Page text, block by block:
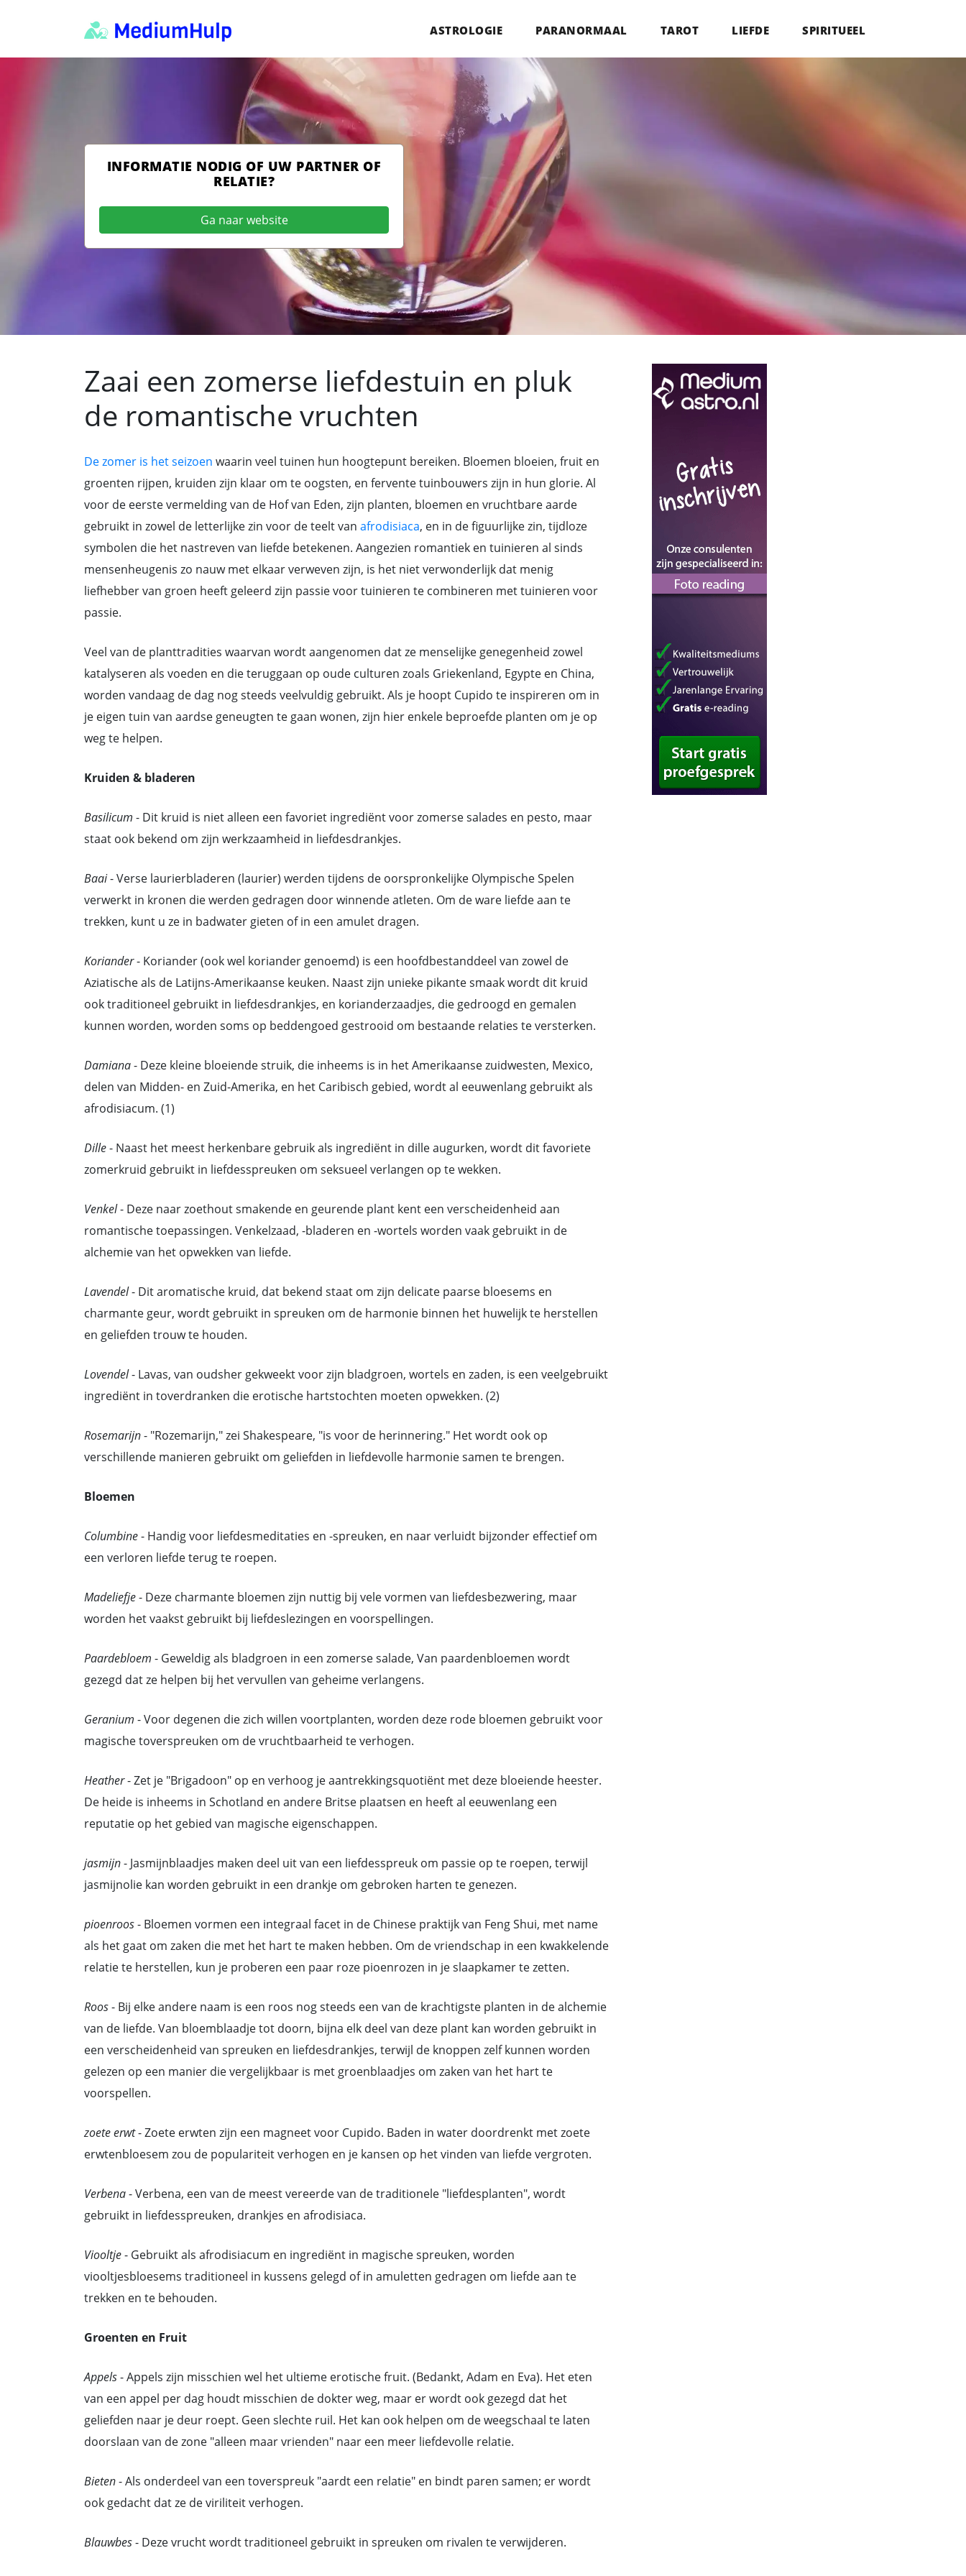
ASTROLOGIE PARANORMAAL TAROT LIEFDE SPIRITUEEL
INFORMATIE NODIG OF UW PARTNER OF
RELATIE?
Ga naar website
Zaai een zomerse liefdestuin en pluk
de romantische vruchten
De zomer is het seizoen waarin veel tuinen hun hoogtepunt bereiken. Bloemen bloeien, fruit en
groenten rijpen, kruiden zijn klaar om te oogsten, en fervente tuinbouwers zijn in hun glorie. Al
voor de eerste vermelding van de Hof van Eden, zijn planten, bloemen en vruchtbare aarde
gebruikt in zowel de letterlijke zin voor de teelt van afrodisiaca, en in de figuurlijke zin, tijdloze
symbolen die het nastreven van liefde betekenen. Aangezien romantiek en tuinieren al sinds
mensenheugenis zo nauw met elkaar verweven zijn, is het niet verwonderlijk dat menig
liefhebber van groen heeft geleerd zijn passie voor tuinieren te combineren met tuinieren voor
passie.
Veel van de planttradities waarvan wordt aangenomen dat ze menselijke genegenheid zowel
katalyseren als voeden en die teruggaan op oude culturen zoals Griekenland, Egypte en China,
worden vandaag de dag nog steeds veelvuldig gebruikt. Als je hoopt Cupido te inspireren om in
je eigen tuin van aardse geneugten te gaan wonen, zijn hier enkele beproefde planten om je op
weg te helpen.
Kruiden & bladeren
Basilicum - Dit kruid is niet alleen een favoriet ingrediënt voor zomerse salades en pesto, maar
staat ook bekend om zijn werkzaamheid in liefdesdrankjes.
Baai- Verse laurierbladeren (laurier) werden tijdens de oorspronkelijke Olympische Spelen
verwerkt in kronen die werden gedragen door winnende atleten. Om de ware liefde aan te
trekken, kunt u ze in badwater gieten of in een amulet dragen.
Koriander- Koriander (ook wel koriander genoemd) is een hoofdbestanddeel van zowel de
Aziatische als de Latijns-Amerikaanse keuken. Naast zijn unieke pikante smaak wordt dit kruid
ook traditioneel gebruikt in liefdesdrankjes, en korianderzaadjes, die gedroogd en gemalen
kunnen worden, worden soms op beddengoed gestrooid om bestaande relaties te versterken.
Damiana- Deze kleine bloeiende struik, die inheems is in het Amerikaanse zuidwesten, Mexico,
delen van Midden- en Zuid-Amerika, en het Caribisch gebied, wordt al eeuwenlang gebruikt als
afrodisiacum. (1)
Dille- Naast het meest herkenbare gebruik als ingrediënt in dille augurken, wordt dit favoriete
zomerkruid gebruikt in liefdesspreuken om seksueel verlangen op te wekken.
Venkel- Deze naar zoethout smakende en geurende plant kent een verscheidenheid aan
romantische toepassingen. Venkelzaad, -bladeren en -wortels worden vaak gebruikt in de
alchemie van het opwekken van liefde.
Lavendel- Dit aromatische kruid, dat bekend staat om zijn delicate paarse bloesems en
charmante geur, wordt gebruikt in spreuken om de harmonie binnen het huwelijk te herstellen
en geliefden trouw te houden.
Lovendel- Lavas, van oudsher gekweekt voor zijn bladgroen, wortels en zaden, is een veelgebruikt
ingrediënt in toverdranken die erotische hartstochten moeten opwekken. (2)
Rosemarijn- "Rozemarijn," zei Shakespeare, "is voor de herinnering." Het wordt ook op
verschillende manieren gebruikt om geliefden in liefdevolle harmonie samen te brengen.
Bloemen
Columbine- Handig voor liefdesmeditaties en -spreuken, en naar verluidt bijzonder effectief om
een verloren liefde terug te roepen.
Madeliefje- Deze charmante bloemen zijn nuttig bij vele vormen van liefdesbezwering, maar
worden het vaakst gebruikt bij liefdeslezingen en voorspellingen.
Paardebloem - Geweldig als bladgroen in een zomerse salade, Van paardenbloemen wordt
gezegd dat ze helpen bij het vervullen van geheime verlangens.
Geranium - Voor degenen die zich willen voortplanten, worden deze rode bloemen gebruikt voor
magische toverspreuken om de vruchtbaarheid te verhogen.
Heather- Zet je "Brigadoon" op en verhoog je aantrekkingsquotiënt met deze bloeiende heester.
De heide is inheems in Schotland en andere Britse plaatsen en heeft al eeuwenlang een
reputatie op het gebied van magische eigenschappen.
jasmijn- Jasmijnblaadjes maken deel uit van een liefdesspreuk om passie op te roepen, terwijl
jasmijnolie kan worden gebruikt in een drankje om gebroken harten te genezen.
pioenroos- Bloemen vormen een integraal facet in de Chinese praktijk van Feng Shui, met name
als het gaat om zaken die met het hart te maken hebben. Om de vriendschap in een kwakkelende
relatie te herstellen, kun je proberen een paar roze pioenrozen in je slaapkamer te zetten.
Roos- Bij elke andere naam is een roos nog steeds een van de krachtigste planten in de alchemie
van de liefde. Van bloemblaadje tot doorn, bijna elk deel van deze plant kan worden gebruikt in
een verscheidenheid van spreuken en liefdesdrankjes, terwijl de knoppen zelf kunnen worden
gelezen op een manier die vergelijkbaar is met groenblaadjes om zaken van het hart te
voorspellen.
zoete erwt- Zoete erwten zijn een magneet voor Cupido. Baden in water doordrenkt met zoete
erwtenbloesem zou de populariteit verhogen en je kansen op het vinden van liefde vergroten.
Verbena- Verbena, een van de meest vereerde van de traditionele "liefdesplanten", wordt
gebruikt in liefdesspreuken, drankjes en afrodisiaca.
Viooltje- Gebruikt als afrodisiacum en ingrediënt in magische spreuken, worden
viooltjesbloesems traditioneel in kussens gelegd of in amuletten gedragen om liefde aan te
trekken en te behouden.
Groenten en Fruit
Appels- Appels zijn misschien wel het ultieme erotische fruit. (Bedankt, Adam en Eva). Het eten
van een appel per dag houdt misschien de dokter weg, maar er wordt ook gezegd dat het
geliefden naar je deur roept. Geen slechte ruil. Het kan ook helpen om de weegschaal te laten
doorslaan van de zone "alleen maar vrienden" naar een meer liefdevolle relatie.
Bieten- Als onderdeel van een toverspreuk "aardt een relatie" en bindt paren samen; er wordt
ook gedacht dat ze de viriliteit verhogen.
Blauwbes- Deze vrucht wordt traditioneel gebruikt in spreuken om rivalen te verwijderen.